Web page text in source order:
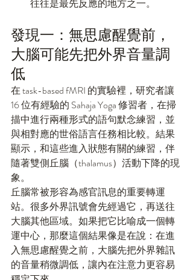
往往是最先反應的地方之一。
發現一：無思慮醒覺前，
大腦可能先把外界音量調
低
在 task-based fMRI 的實驗裡，研究者讓
16 位有經驗的 Sahaja Yoga 修習者，在掃
描中進行兩種形式的語句默念練習，並
與相對應的世俗語言任務相比較。結果
顯示，和這些進入狀態有關的練習，伴
隨著雙側丘腦（thalamus）活動下降的現
象。
丘腦常被形容為感官訊息的重要轉運
站。很多外界訊號會先經過它，再送往
大腦其他區域。如果把它比喻成一個轉
運中心，那麼這個結果像是在說：在進
入無思慮醒覺之前，大腦先把外界雜訊
的音量稍微調低，讓內在注意力更容易